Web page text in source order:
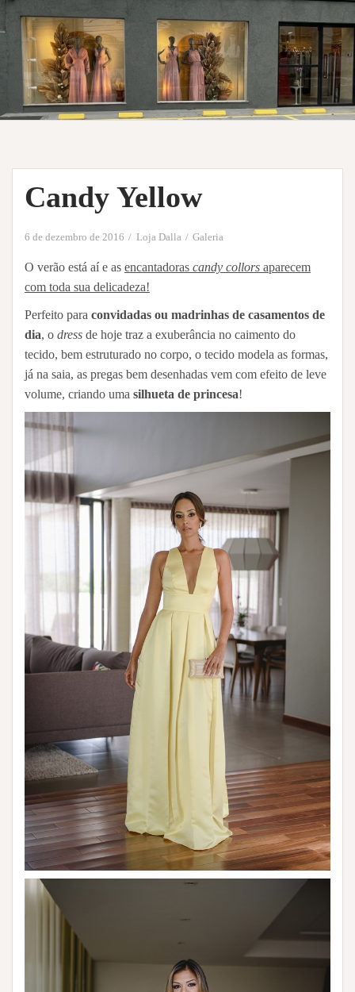
Candy Yellow
6 de dezembro de 2016 Loja Dalla Galeria
O verão está aí e as encantadoras candy collors aparecem
com toda sua delicadeza!
Perfeito para convidadas ou madrinhas de casamentos de
dia, o dress de hoje traz a exuberância no caimento do
tecido, bem estruturado no corpo, o tecido modela as formas,
já na saia, as pregas bem desenhadas vem com efeito de leve
volume, criando uma silhueta de princesa!